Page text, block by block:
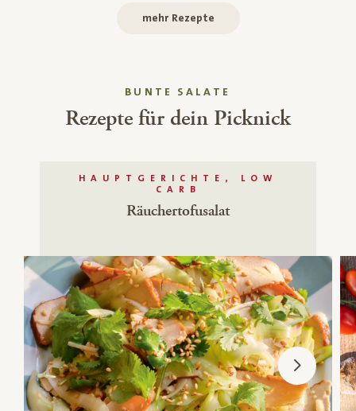
mehr Rezepte
BUNTE SALATE
Rezepte für dein Picknick
HAUPTGERICHTE, LOW
CARB
Räuchertofusalat